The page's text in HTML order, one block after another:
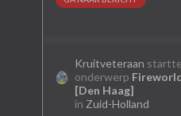
Kruitveteraan
onderwerp
[Den Haag]
in Zuid-Holland